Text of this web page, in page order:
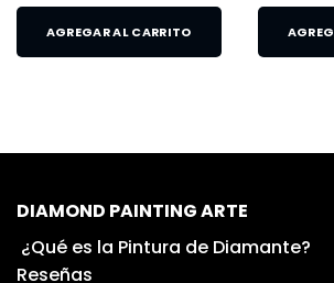
AGREGAR AL CARRITO
DIAMOND PAINTING ARTE
¿Qué es la Pintura de Diamante?
Reseñas